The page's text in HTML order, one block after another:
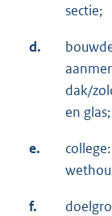
sectie;
d.
dak/
en glas;
e.
f.